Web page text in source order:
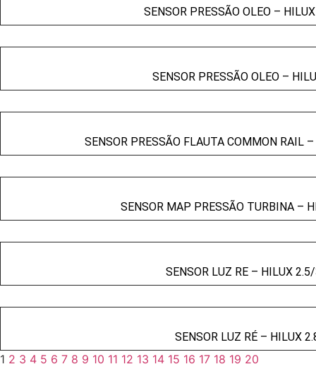
SENSOR PRESSÃO OLEO –
SENSOR PRESSÃO OLEO –
SENSOR PRESSÃO FLAUTA COMMON
SENSOR MAP PRESSÃO TURBINA –
SENSOR LUZ RE – HILUX
SENSOR LUZ RÉ – HILUX
1 2 3 4 5 6 7 8 9 10 11 12 13 14 15 16 17 18 19 20